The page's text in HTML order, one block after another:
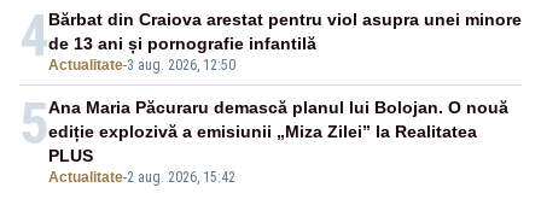
4Actualitate-3 aug. 2026, 12:50
Bărbat din Craiova arestat pentru viol asupra unei minore
de 13 ani și pornografie infantilă
5
Actualitate-2 aug. 2026, 15:42
Ana Maria Păcuraru demască planul lui Bolojan. O nouă
ediție explozivă a emisiunii „Miza Zilei” la Realitatea
PLUS